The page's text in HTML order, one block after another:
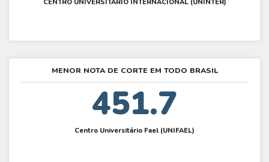
CENTRO UNIVERSITÁRIO INTERNACIONAL (UNINTER)
MENOR NOTA DE CORTE EM TODO BRASIL
451.7
Centro Universitário Fael (UNIFAEL)